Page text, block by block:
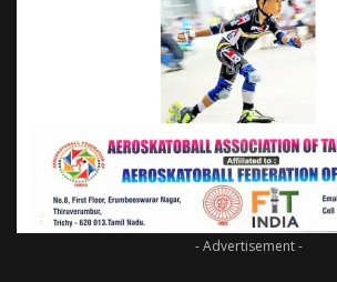
- Advertisement -